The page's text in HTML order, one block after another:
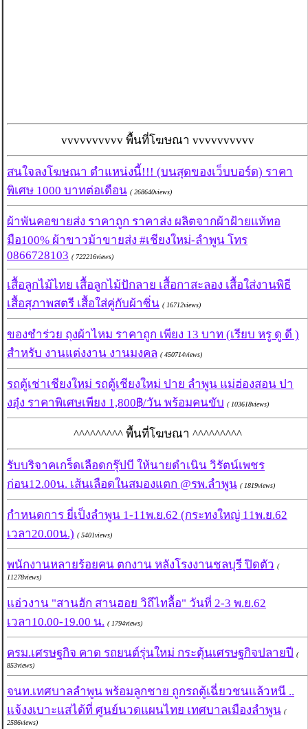
vvvvvvvvvv พื้นที่โฆษณา vvvvvvvvvv
สนใจลงโฆษณา ตำแหน่งนี้!!! (บนสุดของเว็บบอร์ด) ราคา
พิเศษ 1000 บาทต่อเดือน ( 268640views)
ผ้าพันคอขายส่ง ราคาถูก ราคาส่ง ผลิตจากผ้าฝ้ายแท้ทอ
มือ100% ผ้าขาวม้าขายส่ง #เชียงใหม่-ลำพูน โทร
0866728103 ( 722216views)
เสื้อลูกไม้ไทย เสื้อลูกไม้ปักลาย เสื้อกาสะลอง เสื้อใส่งานพิธี
เสื้อสุภาพสตรี เสื้อใส่คู่กับผ้าซิ่น ( 16712views)
ของชำร่วย ถุงผ้าไหม ราคาถูก เพียง 13 บาท (เรียบ หรู ดู ดี )
สำหรับ งานแต่งงาน งานมงคล ( 450714views)
รถตู้เช่าเชียงใหม่ รถตู้เชียงใหม่ ปาย ลำพูน แม่ฮ่องสอน ปา
งอุ๋ง ราคาพิเศษเพียง 1,800฿/วัน พร้อมคนขับ ( 103618views)
^^^^^^^^^ พื้นที่โฆษณา ^^^^^^^^^
รับบริจาคเกร็ดเลือดกรุ๊ปบี ให้นายดำเนิน วิรัตน์เพชร
ก่อน12.00น. เส้นเลือดในสมองแตก @รพ.ลำพูน ( 1819views)
กำหนดการ ยี่เป็งลำพูน 1-11พ.ย.62 (กระทงใหญ่ 11พ.ย.62
เวลา20.00น.) ( 5401views)
พนักงานหลายร้อยคน ตกงาน หลังโรงงานชลบุรี ปิดตัว (
11278views)
แอ่วงาน "สานฮัก สานฮอย วิถีไทลื้อ" วันที่ 2-3 พ.ย.62
เวลา10.00-19.00 น. ( 1794views)
ครม.เศรษฐกิจ คาด รถยนต์รุ่นใหม่ กระตุ้นเศรษฐกิจปลายปี (
853views)
จนท.เทศบาลลำพูน พร้อมลูกชาย ถูกรถตู้เฉี่ยวชนแล้วหนี ..
แจ้งงเบาะแสได้ที่ ศูนย์นวดแผนไทย เทศบาลเมืองลำพูน (
2586views)